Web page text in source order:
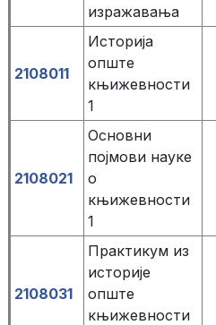
изражавања
2108011
Историја
опште
књижевности
1
2108021
Основни
појмови науке
о
књижевности
1
2108031
Практикум из
историје
опште
књижевности